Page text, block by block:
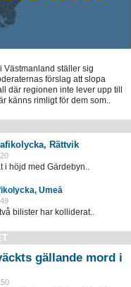
Västmanland ställer sig
förslag att slopa
där regionen inte lever upp till
känns rimligt för dem som..
Rättvik
i höjd med Gärdebyn..
Umeå
bilister har kolliderat..
gällande mord i